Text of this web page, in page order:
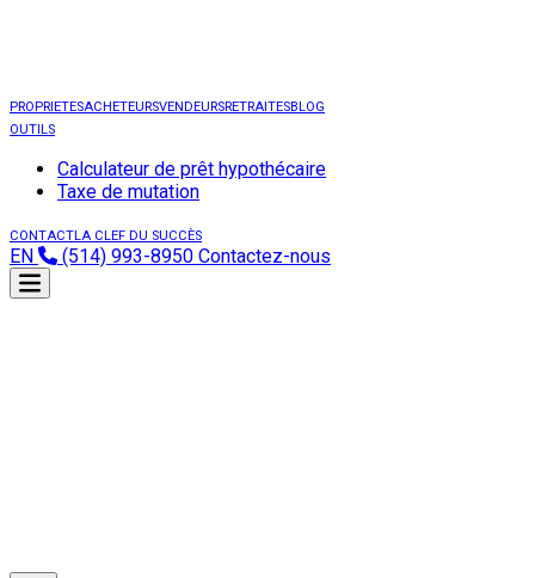
PROPRIETESACHETEURSVENDEURSRETRAITESBLOG
OUTILS
Calculateur de prêt hypothécaire
Taxe de mutation
CONTACTLA CLEF DU SUCCÈS
EN (514) 993-8950 Contactez-nous